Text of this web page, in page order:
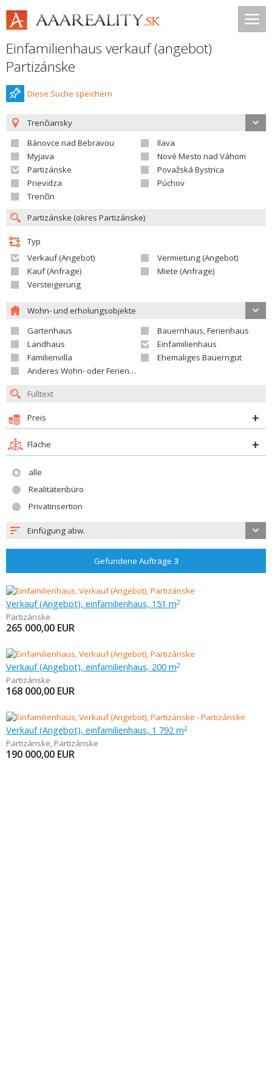
Einfamilienhaus verkauf (angebot)
Partizánske
Diese Suche speichern
Trenčiansky
Bánovce nad Bebravou
Ilava
Myjava
Nové Mesto nad Váhom
Partizánske
Považská Bystrica
Prievidza
Púchov
Trenčín
Typ
Verkauf (Angebot)
Vermietung (Angebot)
Kauf (Anfrage)
Miete (Anfrage)
Versteigerung
Wohn- und erholungsobjekte
Gartenhaus
Bauernhaus, Ferienhaus
Landhaus
Einfamilienhaus
Familienvilla
Ehemaliges Bauerngut
Anderes Wohn- oder Ferienobjekt
Preis
Fläche
alle
Realitätenbüro
Privatinsertion
Einfügung abw.
Gefundene Aufträge 3
Verkauf (Angebot), einfamilienhaus, 151 m2
Partizánske
265 000,00 EUR
Verkauf (Angebot), einfamilienhaus, 200 m2
Partizánske
168 000,00 EUR
Verkauf (Angebot), einfamilienhaus, 1 792 m2
Partizánske, Partizánske
190 000,00 EUR